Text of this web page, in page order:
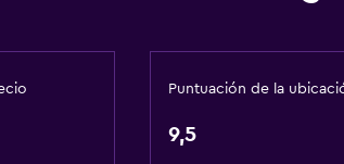
Puntuación de la
9,5